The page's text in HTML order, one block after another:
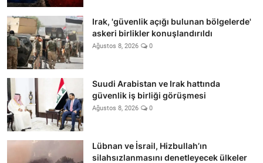
Irak, 'güvenlik açığı bulunan bölgelerde'
askeri birlikler konuşlandırıldı
Ağustos 8, 2026 0
Suudi Arabistan ve Irak hattında
güvenlik iş birliği görüşmesi
Ağustos 8, 2026 0
Lübnan ve İsrail, Hizbullah’ın
silahsızlanmasını denetleyecek ülkeler